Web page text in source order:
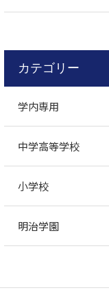
カテゴリー
学内専用
中学高等学校
小学校
明治学園